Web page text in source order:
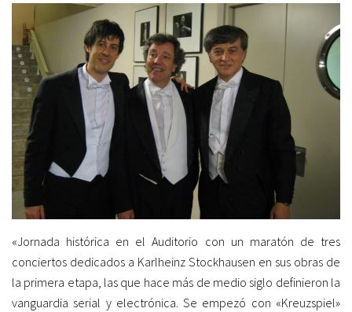
«Jornada histórica en el Auditorio con un maratón de tres
conciertos dedicados a Karlheinz Stockhausen en sus obras de
la primera etapa, las que hace más de medio siglo definieron la
vanguardia serial y electrónica. Se empezó con «Kreuzspiel»